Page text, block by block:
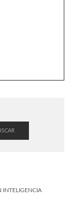
INTELIGENCIA